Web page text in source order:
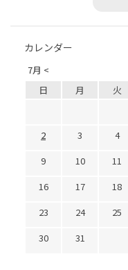
カレンダー
7月 <
日 月 火
2
3 4
9
10 11
16
17 18
23
24 25
30
31